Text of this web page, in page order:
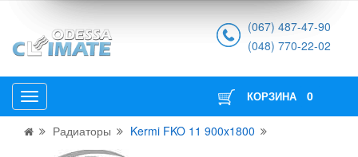
(067) 487-47-90
(048) 770-22-02
КОРЗИНА 0
Радиаторы Kermi FKO 11 900x1800